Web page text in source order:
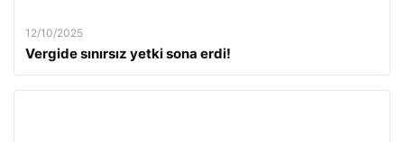
12/10/2025
Vergide sınırsız yetki sona erdi!